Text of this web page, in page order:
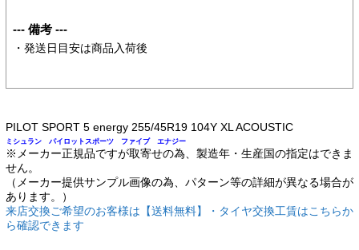
--- 備考 ---
・発送日目安は商品入荷後
PILOT SPORT 5 energy 255/45R19 104Y XL ACOUSTIC
ミシュラン パイロットスポーツ ファイブ エナジー
※メーカー正規品ですが取寄せの為、製造年・生産国の指定はできま
せん。
（メーカー提供サンプル画像の為、パターン等の詳細が異なる場合が
あります。）
来店交換ご希望のお客様は【送料無料】・タイヤ交換工賃はこちらか
ら確認できます